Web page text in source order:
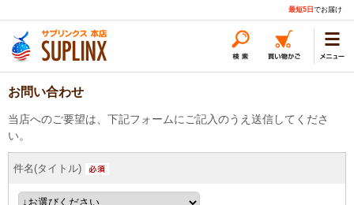
最短5日 でお届け
お問い合わせ
当店へのご要望は、下記フォームにご記入のうえ送信してくださ
い。
件名(タイトル)